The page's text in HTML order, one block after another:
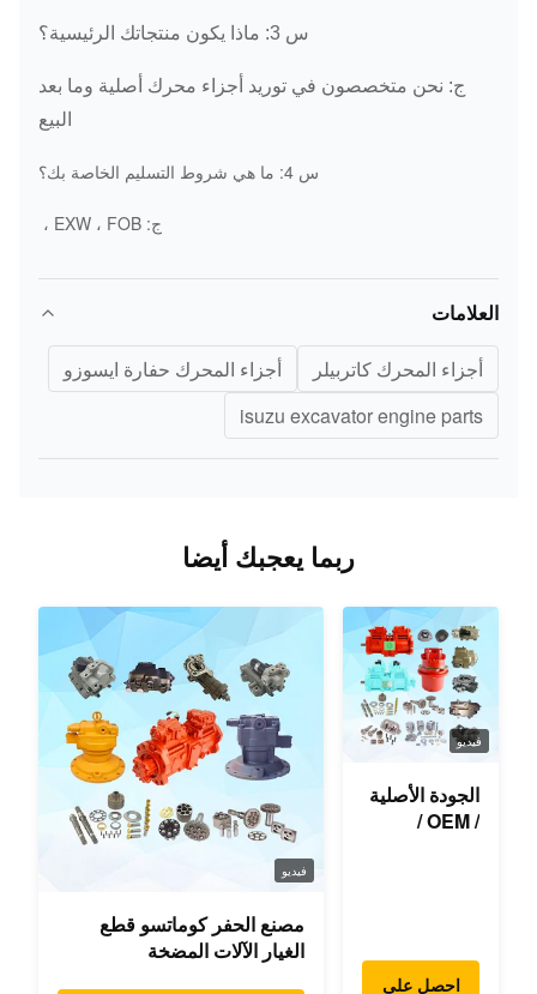
س 3: ماذا يكون منتجاتك الرئيسية؟
ج: نحن متخصصون في توريد أجزاء محرك أصلية وما بعد
البيع
س 4: ما هي شروط التسليم الخاصة بك؟
ج: EXW ، FOB ،
العلامات
أجزاء المحرك كاتربيلر
أجزاء المحرك حفارة ايسوزو
isuzu excavator engine parts
ربما يعجبك أيضا
فيديو
الجودة الأصلية
/ OEM /
احصل على
فيديو
مصنع الحفر كوماتسو قطع
الغيار الآلات المضخة